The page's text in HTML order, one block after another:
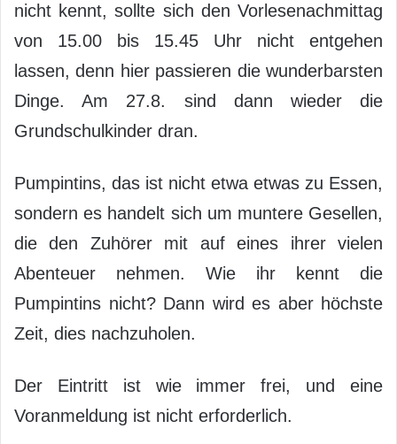
nicht kennt, sollte sich den Vorlesenachmittag
von 15.00 bis 15.45 Uhr nicht entgehen
lassen, denn hier passieren die wunderbarsten
Dinge. Am 27.8. sind dann wieder die
Grundschulkinder dran.
Pumpintins, das ist nicht etwa etwas zu Essen,
sondern es handelt sich um muntere Gesellen,
die den Zuhörer mit auf eines ihrer vielen
Abenteuer nehmen. Wie ihr kennt die
Pumpintins nicht? Dann wird es aber höchste
Zeit, dies nachzuholen.
Der Eintritt ist wie immer frei, und eine
Voranmeldung ist nicht erforderlich.